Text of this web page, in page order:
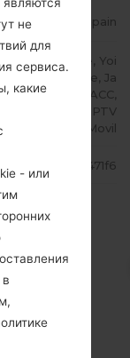
Spain
ES, Orange, Yoi
telecable, Ja
RACC,
Movil, Neo, PTV
TPH Movil
не
для
сервиса.
какие
- или